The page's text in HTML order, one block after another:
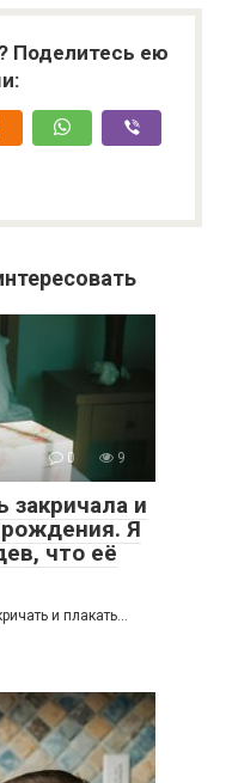
Поделитесь ею
0 9
и
рождения. Я
что её
и плакать…